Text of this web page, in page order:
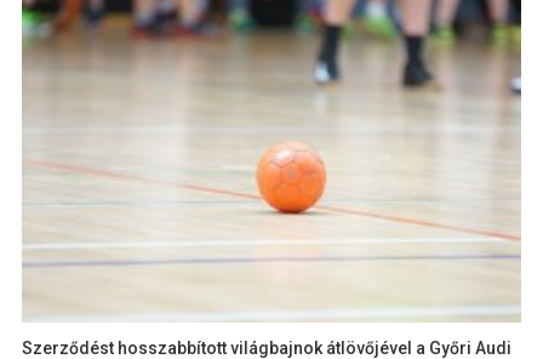
Szerződést hosszabbított világbajnok átlövőjével a Győri Audi